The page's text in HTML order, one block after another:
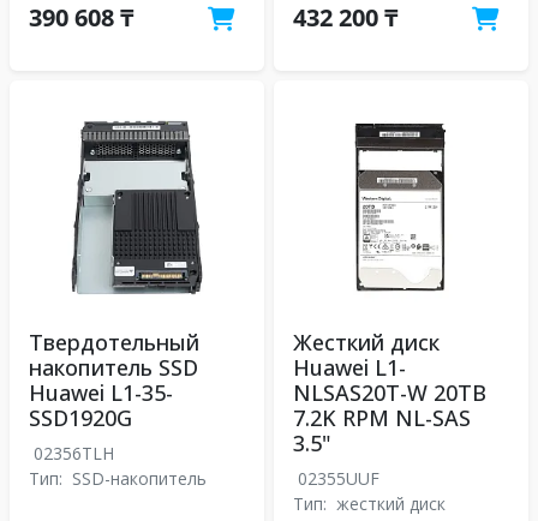
390 608 ₸ 432 200 ₸
Твердотельный
накопитель SSD
Huawei L1-35-
SSD1920G
02356TLH
Тип: SSD-накопитель
Жесткий диск
Huawei L1-
NLSAS20T-W 20TB
7.2K RPM NL-SAS
3.5"
02355UUF
Тип: жесткий диск